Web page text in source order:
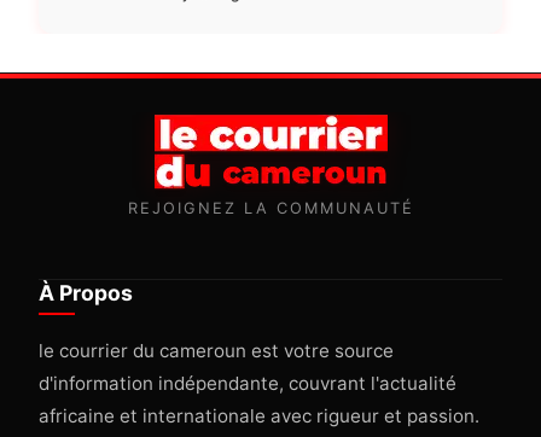
REJOIGNEZ LA COMMUNAUTÉ
À Propos
le courrier du cameroun est votre source
d'information indépendante, couvrant l'actualité
africaine et internationale avec rigueur et passion.